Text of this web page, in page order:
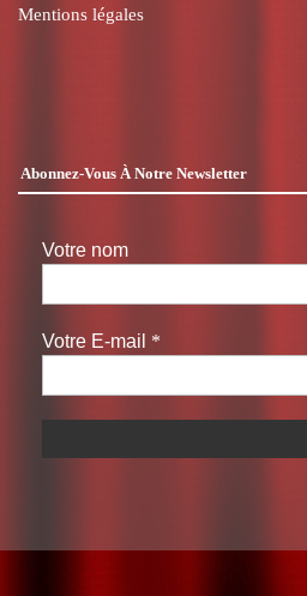
Mentions légales
Abonnez-Vous À Notre Newsletter
Votre nom
Votre E-mail *